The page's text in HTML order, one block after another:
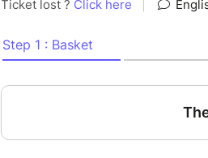
Maison des relations
Ouvert à tous les étudiants
Un dispositif inter-universitaire